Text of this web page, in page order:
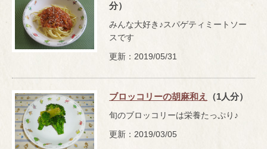
分）
みんな大好き♪スパゲティミートソー
スです
更新：2019/05/31
ブロッコリーの胡麻和え （1人分）
旬のブロッコリーは栄養たっぷり♪
更新：2019/03/05